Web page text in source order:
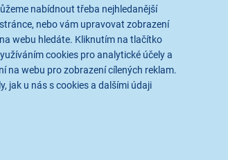
nabídnout třeba nejhledanější
nebo vám upravovat zobrazení
webu hledáte. Kliknutím na tlačítko
cookies pro analytické účely a
na webu pro zobrazení cílených reklam.
jak u nás s cookies a dalšími údaji